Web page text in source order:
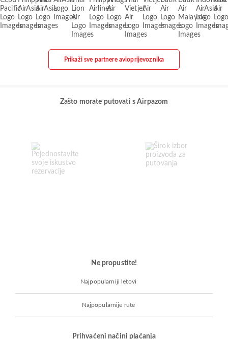
Prikaži sve partnere avioprijevoznika
Zašto morate putovati s Airpazom
Ne propustite!
Najpopularniji letovi
Najpopularnije rute
Prihvaćeni načini plaćanja